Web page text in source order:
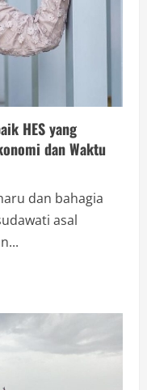
HES yang
dan Waktu
dan bahagia
asal